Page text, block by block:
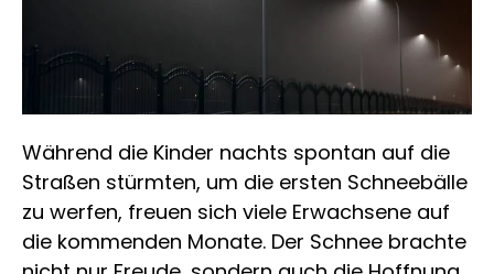
Während die Kinder nachts spontan auf die
Straßen stürmten, um die ersten Schneebälle
zu werfen, freuen sich viele Erwachsene auf
die kommenden Monate. Der Schnee brachte